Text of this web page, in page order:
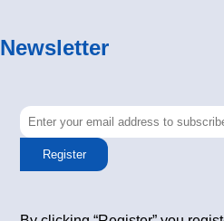
Newsletter
Register